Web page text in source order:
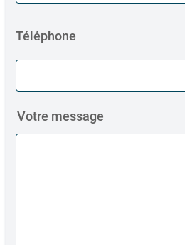
Téléphone
Votre message